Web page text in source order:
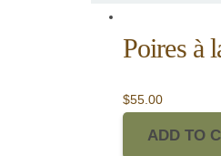
Poires à
$55.00
ADD TO